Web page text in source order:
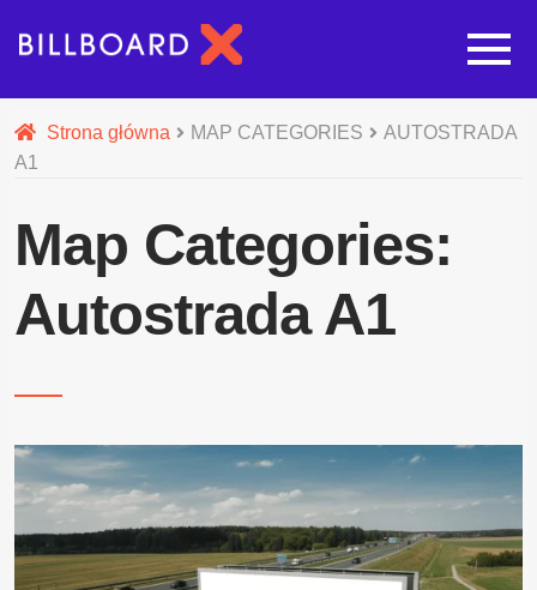
Nasze pozostałe usługi
Galeria
O nas
Realizacje
Blog
Strona główna MAP CATEGORIES
AUTOSTRADA
A1
Map Categories:
Autostrada A1